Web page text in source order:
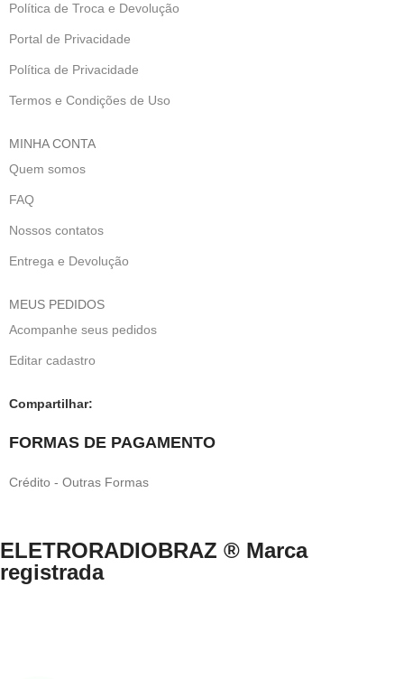
Política de Troca e Devolução
Portal de Privacidade
Política de Privacidade
Termos e Condições de Uso
MINHA CONTA
Quem somos
FAQ
Nossos contatos
Entrega e Devolução
MEUS PEDIDOS
Acompanhe seus pedidos
Editar cadastro
Compartilhar:
FORMAS DE PAGAMENTO
Crédito - Outras Formas
ELETRORADIOBRAZ ® Marca
registrada